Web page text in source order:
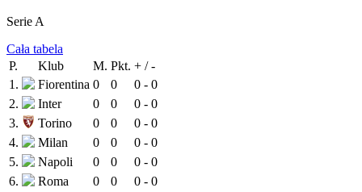
Serie A
Cała tabela
P.
Klub M. Pkt. + / -
1.
Fiorentina 0 0
0 - 0
2.
Inter 0 0
0 - 0
3.
Torino 0 0
0 - 0
4.
Milan 0 0
0 - 0
5.
Napoli 0 0
0 - 0
6.
Roma 0 0
0 - 0